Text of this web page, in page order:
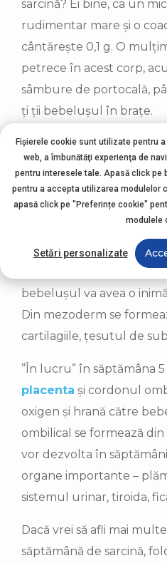
sarcină? Ei bine, ca un
rudimentar mare și o
cântărește 0,1 g. O
petrece în acest corp,
sâmbure de portocală,
ți ții bebelușul în brațe.
Primul sistem
cel circulator, care se
mijloc, mezoderm.
această a 5-a săptămână
bate. Deocamdată,
mici canale, iar atunci
bebelușul va avea o
Din mezoderm se
cartilagiile, țesutul de
”În lucru” în săptămâna
placenta și cordonul
oxigen și hrană către
ombilical se formează
vor dezvolta în
organe importante –
sistemul urinar, tiroida,
Dacă vrei să afli mai
săptămână de sarcină,
Fișierele cookie sunt utilizate pentru
web, a îmbunătăţi experienţa de
pentru interesele tale. Apasă click
pentru a accepta utilizarea modulelor
apasă click pe "Preferințe cookie"
modulele
Setări personalizate